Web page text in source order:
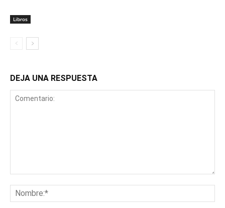
Libros
DEJA UNA RESPUESTA